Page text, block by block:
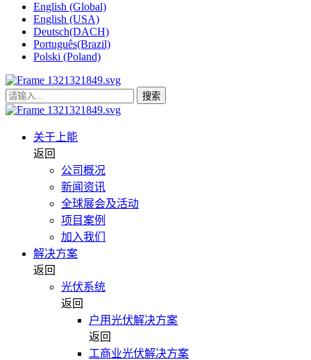
English (Global)
English (USA)
Deutsch(DACH)
Português(Brazil)
Polski (Poland)
搜索
关于上能
返回
公司概况
新闻资讯
全球展会及活动
项目案例
加入我们
解决方案
返回
光伏系统
返回
户用光伏解决方案
返回
工商业光伏解决方案